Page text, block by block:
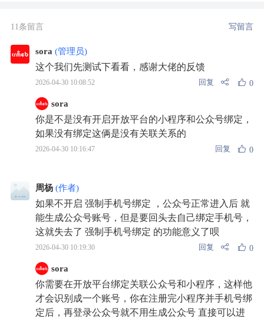
11条留言 写留言
sora (管理员)
这个我们先测试下看看，感谢大佬的反馈
2026-04-30 10:08:52 回复 0
sora
你是不是没有开启开放平台的小程序和公众号绑定，
如果没有绑定这俩是没有关联关系的
2026-04-30 10:16:47 回复 0
周杨 (作者)
如果不开启 强制手机号绑定 ，公众号正常进入后 就
能生成公众号账号，但是要回头去自己绑定手机号，
这就失去了 强制手机号绑定 的功能意义了呗
2026-04-30 10:19:30 回复 0
sora
你需要在开放平台绑定关联公众号和小程序，这样他
才会识别成一个账号，你在注册完小程序并手机号绑
定后，再登录公众号就不用生成公众号 直接可以进